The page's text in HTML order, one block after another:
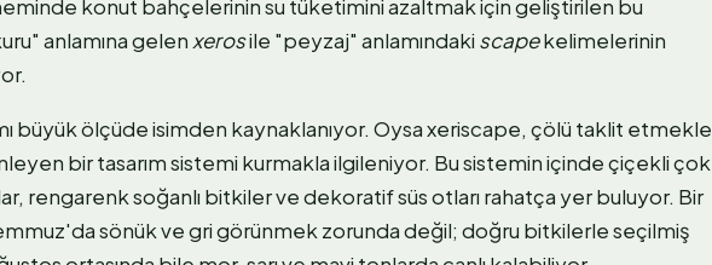
konut bahçelerinin su tüketimini azaltmak için geliştirilen bu
anlamına gelen xerosile "peyzaj" anlamındaki scapekelimelerinin
büyük ölçüde isimden kaynaklanıyor. Oysa xeriscape, çölü taklit etmekle
bir tasarım sistemi kurmakla ilgileniyor. Bu sistemin içinde çiçekli çok
rengarenk soğanlı bitkiler ve dekoratif süs otları rahatça yer buluyor. Bir
sönük ve gri görünmek zorunda değil; doğru bitkilerle seçilmiş